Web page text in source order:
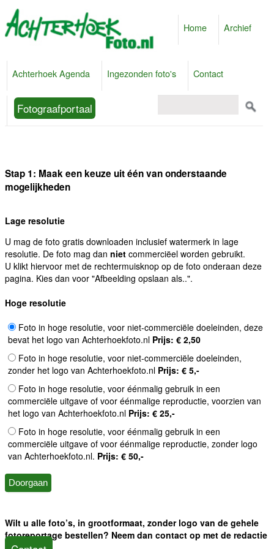
Home Archief
Achterhoek Agenda Ingezonden foto's Contact
Fotograafportaal
Stap 1: Maak een keuze uit één van onderstaande
mogelijkheden
Lage resolutie
U mag de foto gratis downloaden inclusief watermerk in lage
resolutie. De foto mag dan niet commerciëel worden gebruikt.
U klikt hiervoor met de rechtermuisknop op de foto onderaan deze
pagina. Kies dan voor "Afbeelding opslaan als..".
Hoge resolutie
Foto in hoge resolutie, voor niet-commerciële doeleinden, deze
bevat het logo van Achterhoekfoto.nl Prijs: € 2,50
Foto in hoge resolutie, voor niet-commerciële doeleinden,
zonder het logo van Achterhoekfoto.nl Prijs: € 5,-
Foto in hoge resolutie, voor éénmalig gebruik in een
commerciële uitgave of voor éénmalige reproductie, voorzien van
het logo van Achterhoekfoto.nl Prijs: € 25,-
Foto in hoge resolutie, voor éénmalig gebruik in een
commerciële uitgave of voor éénmalige reproductie, zonder logo
van Achterhoekfoto.nl. Prijs: € 50,-
Wilt u alle foto’s, in grootformaat, zonder logo van de gehele
fotoreportage bestellen? Neem dan contact op met de redactie